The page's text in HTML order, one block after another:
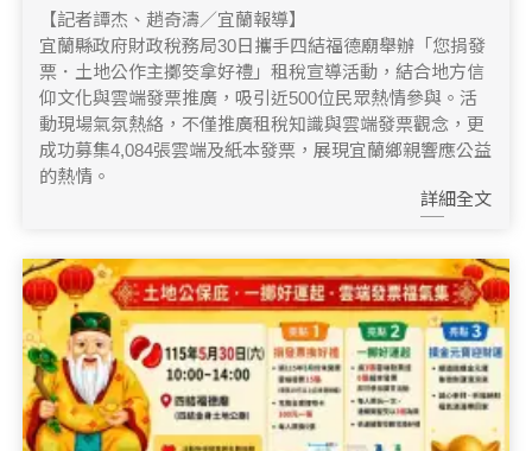
【記者譚杰、趙奇濤／宜蘭報導】
宜蘭縣政府財政稅務局30日攜手四結福德廟舉辦「您捐發
票．土地公作主擲筊拿好禮」租稅宣導活動，結合地方信
仰文化與雲端發票推廣，吸引近500位民眾熱情參與。活
動現場氣氛熱絡，不僅推廣租稅知識與雲端發票觀念，更
成功募集4,084張雲端及紙本發票，展現宜蘭鄉親響應公益
的熱情。
詳細全文